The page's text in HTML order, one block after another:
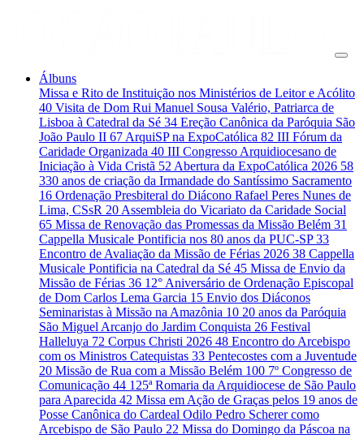
Álbuns
Missa e Rito de Instituição nos Ministérios de Leitor e Acólito
40 Visita de Dom Rui Manuel Sousa Valério, Patriarca de
Lisboa à Catedral da Sé 34 Ereção Canônica da Paróquia São
João Paulo II 67 ArquiSP na ExpoCatólica 82 III Fórum da
Caridade Organizada 40 III Congresso Arquidiocesano de
Iniciação à Vida Cristã 52 Abertura da ExpoCatólica 2026 58
330 anos de criação da Irmandade do Santíssimo Sacramento
16 Ordenação Presbiteral do Diácono Rafael Peres Nunes de
Lima, CSsR 20 Assembleia do Vicariato da Caridade Social
65 Missa de Renovação das Promessas da Missão Belém 31
Cappella Musicale Pontificia nos 80 anos da PUC-SP33
Encontro de Avaliação da Missão de Férias 2026 38 Cappella
Musicale Pontificia na Catedral da Sé 45 Missa de Envio da
Missão de Férias 36 12° Aniversário de Ordenação Episcopal
de Dom Carlos Lema Garcia 15 Envio dos Diáconos
Seminaristas à Missão na Amazônia 10 20 anos da Paróquia
São Miguel Arcanjo do Jardim Conquista 26 Festival
Halleluya 72 Corpus Christi 2026 48 Encontro do Arcebispo
com os Ministros Catequistas 33 Pentecostes com a Juventude
20 Missão de Rua com a Missão Belém 100 7º Congresso de
Comunicação 44 125ª Romaria da Arquidiocese de São Paulo
para Aparecida 42 Missa em Ação de Graças pelos 19 anos de
Posse Canônica do Cardeal Odilo Pedro Scherer como
Arcebispo de São Paulo 22 Missa do Domingo da Páscoa na